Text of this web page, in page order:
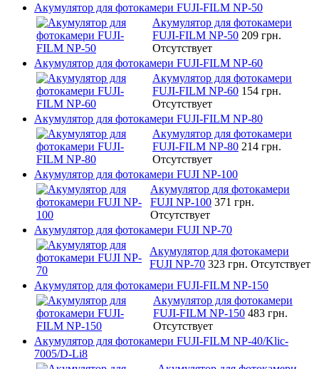
Акумулятор для фотокамери FUJI-FILM NP-50
Акумулятор для фотокамери
FUJI-FILM NP-50 209 грн.
Отсутствует
Акумулятор для фотокамери FUJI-FILM NP-60
Акумулятор для фотокамери
FUJI-FILM NP-60 154 грн.
Отсутствует
Акумулятор для фотокамери FUJI-FILM NP-80
Акумулятор для фотокамери
FUJI-FILM NP-80 214 грн.
Отсутствует
Акумулятор для фотокамери FUJI NP-100
Акумулятор для фотокамери
FUJI NP-100 371 грн.
Отсутствует
Акумулятор для фотокамери FUJI NP-70
Акумулятор для фотокамери
FUJI NP-70 323 грн. Отсутствует
Акумулятор для фотокамери FUJI-FILM NP-150
Акумулятор для фотокамери
FUJI-FILM NP-150 483 грн.
Отсутствует
Акумулятор для фотокамери FUJI-FILM NP-40/Klic-
7005/D-Li8